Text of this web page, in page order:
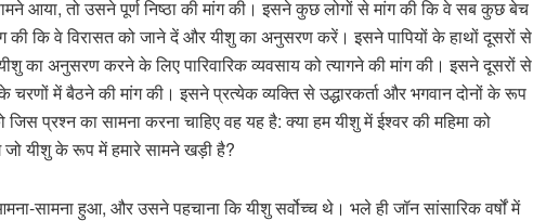
आया, तो उसने पूर्ण निष्ठा की मांग की। इसने कुछ लोगों से मांग की कि वे सब कुछ बेच
कि वे विरासत को जाने दें और यीशु का अनुसरण करें। इसने पापियों के हाथों दूसरों से
का अनुसरण करने के लिए पारिवारिक व्यवसाय को त्यागने की मांग की। इसने दूसरों से
में बैठने की मांग की। इसने प्रत्येक व्यक्ति से उद्धारकर्ता और भगवान दोनों के रूप
प्रश्न का सामना करना चाहिए वह यह है: क्या हम यीशु में ईश्वर की महिमा को
जो यीशु के रूप में हमारे सामने खड़ी है?
सामना हुआ, और उसने पहचाना कि यीशु सर्वोच्च थे। भले ही जॉन सांसारिक वर्षों में